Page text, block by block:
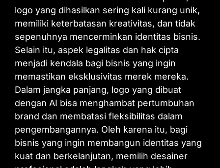
logo yang dihasilkan sering kali kurang unik,
memiliki keterbatasan kreativitas, dan tidak
sepenuhnya mencerminkan identitas bisnis.
Selain itu, aspek legalitas dan hak cipta
menjadi kendala bagi bisnis yang ingin
memastikan eksklusivitas merek mereka.
Dalam jangka panjang, logo yang dibuat
dengan AI bisa menghambat pertumbuhan
brand dan membatasi fleksibilitas dalam
pengembangannya. Oleh karena itu, bagi
bisnis yang ingin membangun identitas yang
kuat dan berkelanjutan, memilih desainer